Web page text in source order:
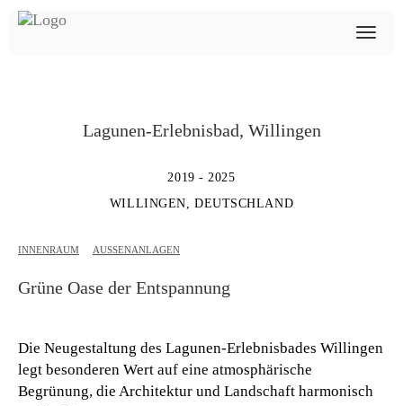
Lagunen-Erlebnisbad, Willingen
2019 - 2025
WILLINGEN, DEUTSCHLAND
INNENRAUM AUSSENANLAGEN
Grüne Oase der Entspannung
Die Neugestaltung des Lagunen-Erlebnisbades Willingen
legt besonderen Wert auf eine atmosphärische
Begrünung, die Architektur und Landschaft harmonisch